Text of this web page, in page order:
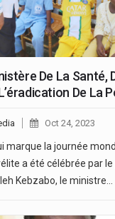
De La Santé,
De La
Oct 24, 2023
marque la journée
a été célébrée par
Kebzabo, le ministre…